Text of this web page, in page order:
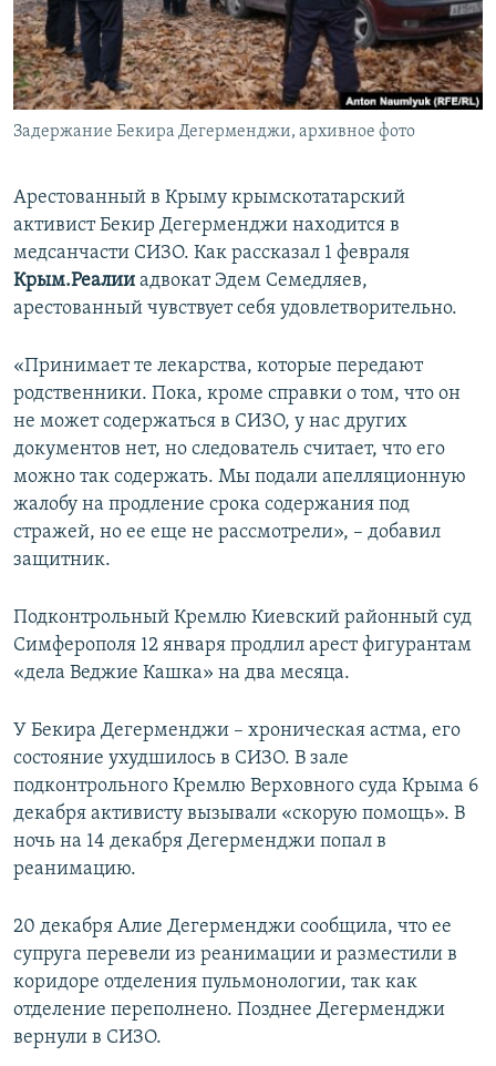
ПОБЕДИТЕЛЕЙ НЕ СУДЯТ?
КРЫМ.НЕПОКОРЕННЫЙ
ELIFBE
УКРАИНСКАЯ ПРОБЛЕМА КРЫМА
ПРИСОЕДИНЯЙТЕСЬ!
Задержание Бекира Дегерменджи, архивное фото
Арестованный в Крыму крымскотатарский
активист Бекир Дегерменджи находится в
медсанчасти СИЗО. Как рассказал 1 февраля
Крым.Реалии адвокат Эдем Семедляев,
арестованный чувствует себя удовлетворительно.
«Принимает те лекарства, которые передают
родственники. Пока, кроме справки о том, что он
не может содержаться в СИЗО, у нас других
документов нет, но следователь считает, что его
можно так содержать. Мы подали апелляционную
жалобу на продление срока содержания под
стражей, но ее еще не рассмотрели», – добавил
защитник.
Подконтрольный Кремлю Киевский районный суд
Симферополя 12 января продлил арест фигурантам
«дела Веджие Кашка» на два месяца.
У Бекира Дегерменджи – хроническая астма, его
состояние ухудшилось в СИЗО. В зале
подконтрольного Кремлю Верховного суда Крыма 6
декабря активисту вызывали «скорую помощь». В
ночь на 14 декабря Дегерменджи попал в
реанимацию.
20 декабря Алие Дегерменджи сообщила, что ее
супруга перевели из реанимации и разместили в
коридоре отделения пульмонологии, так как
отделение переполнено. Позднее Дегерменджи
вернули в СИЗО.